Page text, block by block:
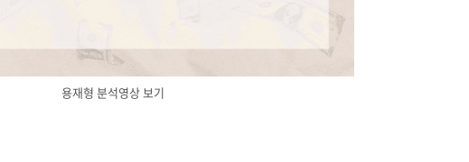
용재형 분석영상 보기